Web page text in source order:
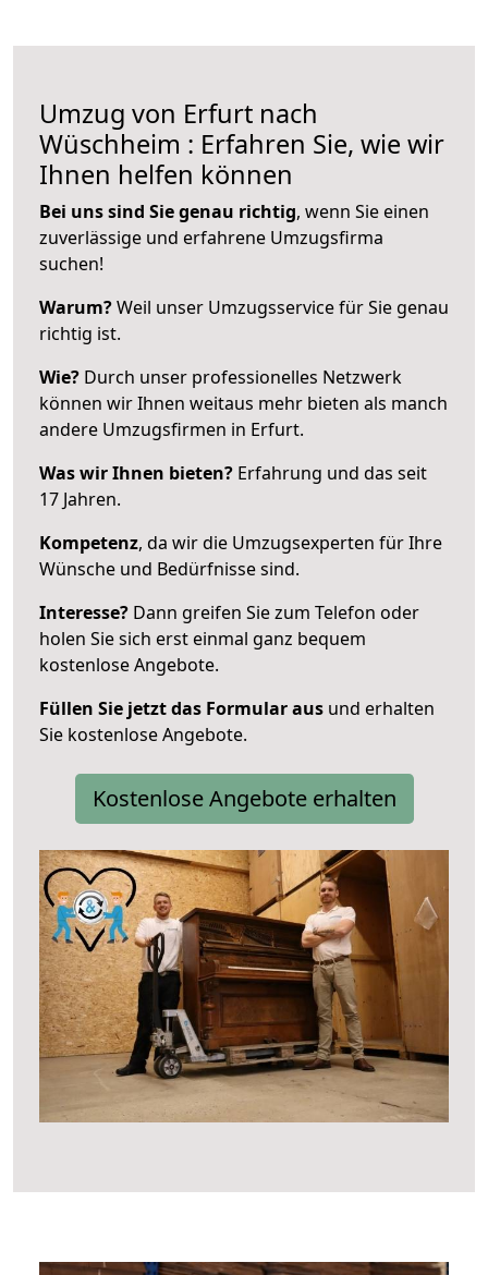
Umzug von Erfurt nach
Wüschheim : Erfahren Sie, wie wir
Ihnen helfen können
Bei uns sind Sie genau richtig, wenn Sie einen
zuverlässige und erfahrene Umzugsfirma
suchen!
Warum?Weil unser Umzugsservice für Sie genau
richtig ist.
Wie? Durch unser professionelles Netzwerk
können wir Ihnen weitaus mehr bieten als manch
andere Umzugsfirmen in Erfurt.
Was wir Ihnen bieten? Erfahrung und das seit
17 Jahren.
Kompetenz, da wir die Umzugsexperten für Ihre
Wünsche und Bedürfnisse sind.
Interesse? Dann greifen Sie zum Telefon oder
holen Sie sich erst einmal ganz bequem
kostenlose Angebote.
Füllen Sie jetzt das Formular aus und erhalten
Sie kostenlose Angebote.
Kostenlose Angebote erhalten